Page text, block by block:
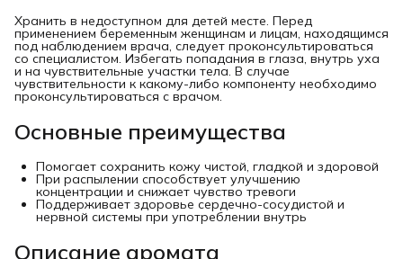
Хранить в недоступном для детей месте. Перед
применением беременным женщинам и лицам, находящимся
под наблюдением врача, следует проконсультироваться
со специалистом. Избегать попадания в глаза, внутрь уха
и на чувствительные участки тела. В случае
чувствительности к какому-либо компоненту необходимо
проконсультироваться с врачом.
Основные преимущества
Помогает сохранить кожу чистой, гладкой и здоровой
При распылении способствует улучшению
концентрации и снижает чувство тревоги
Поддерживает здоровье сердечно-сосудистой и
нервной системы при употреблении внутрь
Описание аромата